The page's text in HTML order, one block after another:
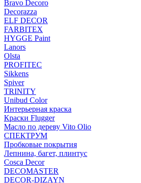
Bravo Decoro
Decorazza
ELF DECOR
FARBITEX
HYGGE Paint
Lanors
Olsta
PROFITEC
Sikkens
Spiver
TRINITY
Unibud Color
Интерьерная краска
Краски Flugger
Масло по дереву Vito Olio
СПЕКТРУМ
Пробковые покрытия
Лепнина, багет, плинтус
Cosca Decor
DECOMASTER
DECOR-DIZAYN